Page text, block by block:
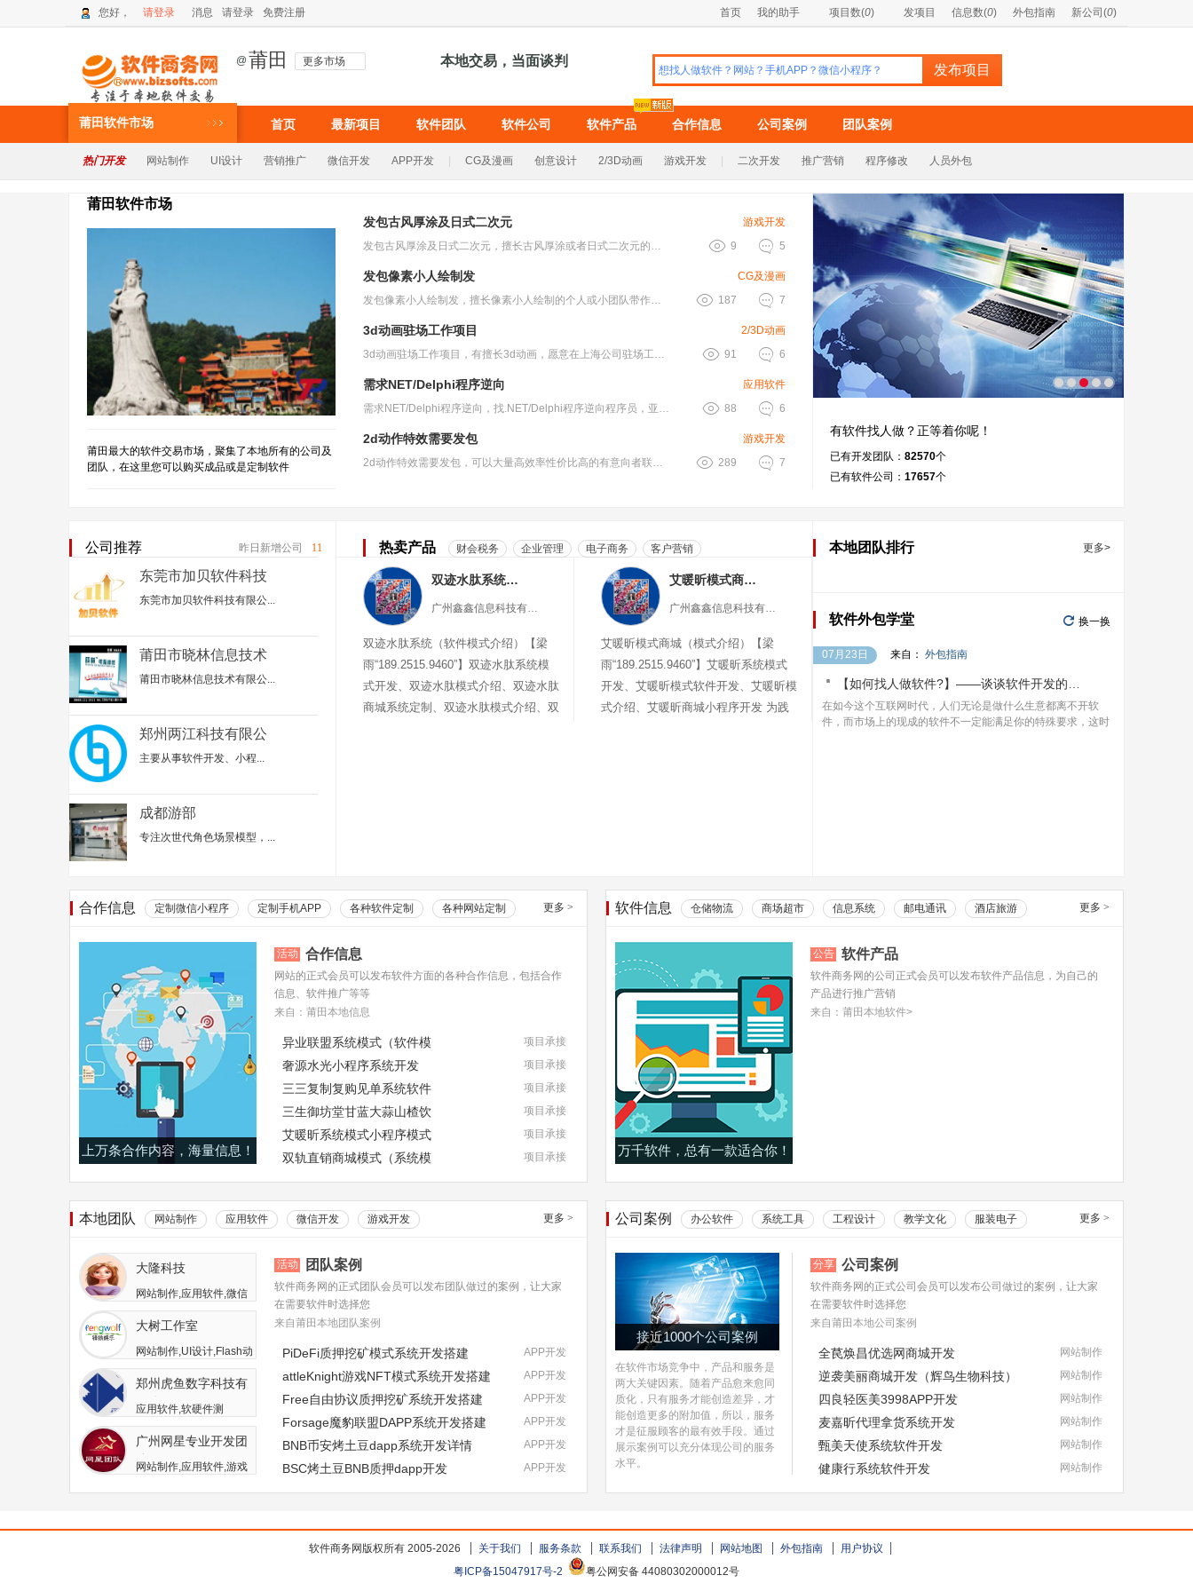
您好， 请登录 消息 请登录 免费注册 首页 我的助手 项目数(0) 发项目 信息数(0) 外包指南 新公司(0)
@ 莆田 更多市场 本地交易，当面谈判
莆田软件市场 首页 最新项目 软件团队 软件公司 软件产品 合作信息 公司案例 团队案例
热门开发 网站制作 UI设计 营销推广 微信开发 APP开发 CG及漫画 创意设计 2/3D动画 游戏开发 二次开发 推广营销 程序修改 人员外包
莆田软件市场
莆田最大的软件交易市场，聚集了本地所有的公司及
团队，在这里您可以购买成品或是定制软件
发包古风厚涂及日式二次元
游戏开发
发包古风厚涂及日式二次元，擅长古风厚涂或者日式二次元的画师 ，或小工作室带作.....
 9  5
发包像素小人绘制发
CG及漫画
发包像素小人绘制发，擅长像素小人绘制的个人或小团队带作品联系，项目要求高，无.....
 187  7
3d动画驻场工作项目
2/3D动画
3d动画驻场工作项目，有擅长3d动画，愿意在上海公司驻场工作的老铁吗？有的请.....
 91  6
需求NET/Delphi程序逆向
应用软件
需求NET/Delphi程序逆向，找.NET/Delphi程序逆向程序员，亚.....
 88  6
2d动作特效需要发包
游戏开发
2d动作特效需要发包，可以大量高效率性价比高的有意向者联系我，需测试，或者有.....
 289  7
有软件找人做？正等着你呢！
已有开发团队： 82570个
已有软件公司： 17657个
公司推荐 昨日新增公司 11
东莞市加贝软件科技
东莞市加贝软件科技有限公...
莆田市晓林信息技术
莆田市晓林信息技术有限公...
郑州两江科技有限公
主要从事‌软件开发、小程...
成都游部
专注次世代角色场景模型，...
热卖产品 财会税务 企业管理 电子商务 客户营销
双迹水肽系统（软件模式介绍）
广州鑫鑫信息科技有限公司
双迹水肽系统（软件模式介绍）【梁
雨“189.2515.9460”】双迹水肽系统模
式开发、双迹水肽模式介绍、双迹水肽
商城系统定制、双迹水肽模式介绍、双
艾暖昕模式商城（模式介绍）
广州鑫鑫信息科技有限公司
艾暖昕模式商城（模式介绍）【梁
雨“189.2515.9460”】艾暖昕系统模式
开发、艾暖昕模式软件开发、艾暖昕模
式介绍、艾暖昕商城小程序开发 为践
本地团队排行 更多>
软件外包学堂  换一换
07月23日 来自： 外包指南
 【如何找人做软件?】——谈谈软件开发的价格
在如今这个互联网时代，人们无论是做什么生意都离不开软
件，而市场上的现成的软件不一定能满足你的特殊要求，这时
合作信息 定制微信小程序 定制手机APP 各种软件定制 各种网站定制 更多 >
上万条合作内容，海量信息！
活动 合作信息
网站的正式会员可以发布软件方面的各种合作信息，包括合作
信息、软件推广等等
来自：莆田本地信息
异业联盟系统模式（软件模 项目承接
奢源水光小程序系统开发 项目承接
三三复制复购见单系统软件 项目承接
三生御坊堂甘蓝大蒜山楂饮 项目承接
艾暖昕系统模式小程序模式 项目承接
双轨直销商城模式（系统模 项目承接
软件信息 仓储物流 商场超市 信息系统 邮电通讯 酒店旅游 更多 >
万千软件，总有一款适合你！
公告 软件产品
软件商务网的公司正式会员可以发布软件产品信息，为自己的
产品进行推广营销
来自：莆田本地软件>
本地团队 网站制作 应用软件 微信开发 游戏开发 更多 >
大隆科技
网站制作,应用软件,微信
开发,游戏开发,APP开发,
软件二次开发
大树工作室
网站制作,UI设计,Flash动
画,游戏开发,APP开发,广
告包装设计
郑州虎鱼数字科技有
限公司
应用软件,软硬件测
试,APP开发,人员外包,其
他开发与服务
广州网星专业开发团
队
网站制作,应用软件,游戏
活动 团队案例
软件商务网的正式团队会员可以发布团队做过的案例，让大家
在需要软件时选择您
来自莆田本地团队案例
PiDeFi质押挖矿模式系统开发搭建 APP开发
attleKnight游戏NFT模式系统开发搭建 APP开发
Free自由协议质押挖矿系统开发搭建 APP开发
Forsage魔豹联盟DAPP系统开发搭建 APP开发
BNB币安烤土豆dapp系统开发详情 APP开发
BSC烤土豆BNB质押dapp开发 APP开发
公司案例 办公软件 系统工具 工程设计 教学文化 服装电子 更多 >
接近1000个公司案例
在软件市场竞争中，产品和服务是
两大关键因素。随着产品愈来愈同
质化，只有服务才能创造差异，才
能创造更多的附加值，所以，服务
才是征服顾客的最有效手段。通过
展示案例可以充分体现公司的服务
水平。
分享 公司案例
软件商务网的正式公司会员可以发布公司做过的案例，让大家
在需要软件时选择您
来自莆田本地公司案例
全苠焕昌优选网商城开发 网站制作
逆袭美丽商城开发（辉鸟生物科技） 网站制作
四良轻医美3998APP开发 网站制作
麦嘉昕代理拿货系统开发 网站制作
甄美天使系统软件开发 网站制作
健康行系统软件开发 网站制作
软件商务网版权所有 2005-2026 关于我们 服务条款 联系我们 法律声明 网站地图 外包指南
用户协议
粤ICP备15047917号-2
粤公网安备 44080302000012号